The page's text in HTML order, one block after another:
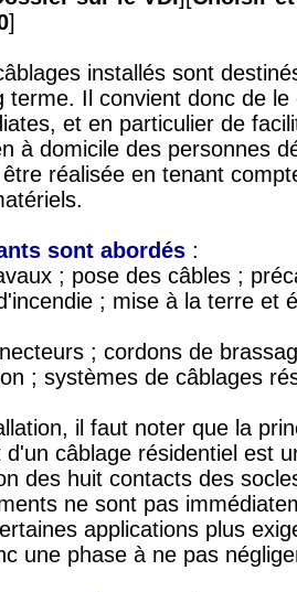
]
installés sont
terme. Il convient donc de
et en particulier de
à domicile des personnes
réalisée en tenant
sont abordés :
; pose des câbles ;
; mise à la terre et
; cordons de
; systèmes de câblages
il faut noter que la
câblage résidentiel est
des huit contacts des
ne sont pas
applications plus
une phase à ne pas